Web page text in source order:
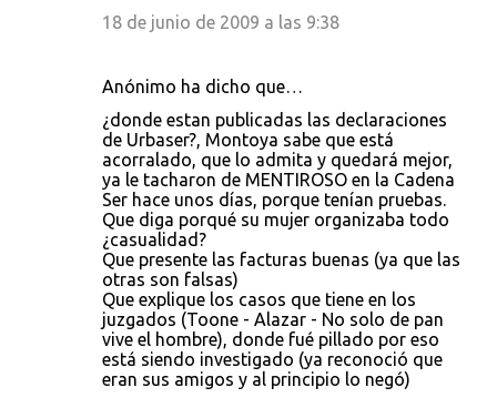
18 de junio de 2009 a las 9:38
Anónimo ha dicho que…
¿donde estan publicadas las declaraciones
de Urbaser?, Montoya sabe que está
acorralado, que lo admita y quedará mejor,
ya le tacharon de MENTIROSO en la Cadena
Ser hace unos días, porque tenían pruebas.
Que diga porqué su mujer organizaba todo
¿casualidad?
Que presente las facturas buenas (ya que las
otras son falsas)
Que explique los casos que tiene en los
juzgados (Toone - Alazar - No solo de pan
vive el hombre), donde fué pillado por eso
está siendo investigado (ya reconoció que
eran sus amigos y al principio lo negó)